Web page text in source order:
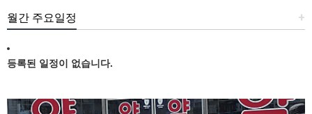
+
월간 주요일정
등록된 일정이 없습니다.